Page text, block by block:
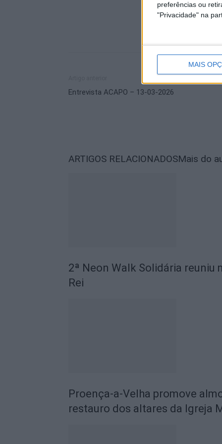
preferências ou
"Privacidade" na
MAIS
Entrevista ACAPO – 13-03-2026
ARTIGOS RELACIONADOSMais do
2ª Neon Walk Solidária reuniu
Rei
Proença-a-Velha promove
restauro dos altares da Igreja